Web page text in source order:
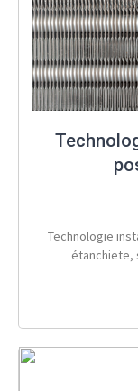
Technologie
étanchiete,